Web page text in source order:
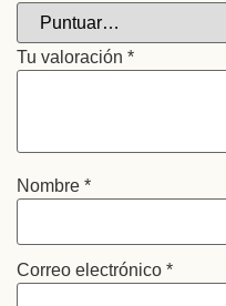
Tu valoración *
Nombre *
Correo electrónico *